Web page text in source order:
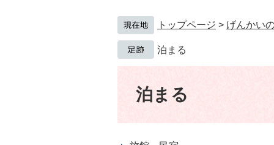
ム
検
索
トップページ > げんかい
泊まる
泊まる